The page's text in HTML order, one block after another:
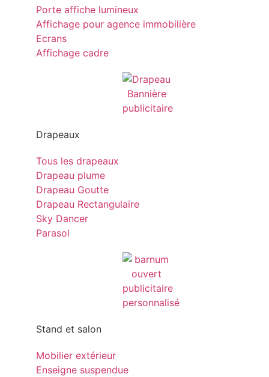
Porte affiche lumineux
Affichage pour agence immobilière
Ecrans
Affichage cadre
Drapeaux
Tous les drapeaux
Drapeau plume
Drapeau Goutte
Drapeau Rectangulaire
Sky Dancer
Parasol
Stand et salon
Mobilier extérieur
Enseigne suspendue